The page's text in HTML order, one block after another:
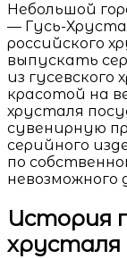
Небольшой
— Гусь-
российского
выпускать
из гусевского
красотой на
хрусталя
сувенирную
серийного
по
невозможного
История
хрусталя